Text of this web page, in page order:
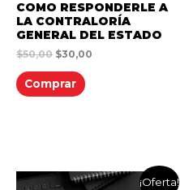
COMO RESPONDERLE A
LA CONTRALORÍA
GENERAL DEL ESTADO
$50,00 $30,00
Comprar
¡Oferta!